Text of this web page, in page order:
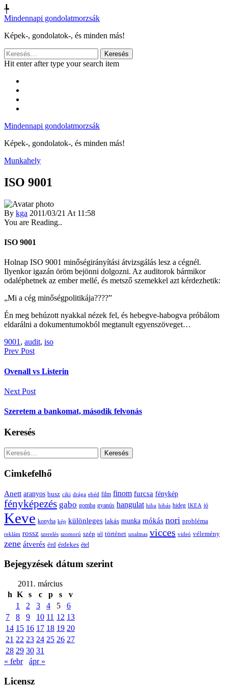
╄
Mindennapi gondolatmorzsák
Képek-, gondolatok-, és minden más!
Keresés:
Hit enter after type your search item
Mindennapi gondolatmorzsák
Képek-, gondolatok-, és minden más!
Munkahely
ISO 9001
By kga 2011/03/21 At 11:58
You are Reading..
ISO 9001
Holnap ISO 9001 minőségirányítási átvizsgálás lesz a cégnél.
Ilyenkor igazán öröm bejönni dolgozni. Az auditorok bármikor
odaléphetnek az ember mellé, és metsző szemekkel azt kérdezhetik:
„Mi a cég minőségpolitikája????”
Én meg behúzott nyakkal nézek fel, és hebegve-habogva próbálom
eldarálni a dokumentumokból megtanult egyenszöveget…
9001 , audit, iso
Bejegyzés
navigáció
Prev Post
Ovenall vs Listerin
Next Post
Szeretem a bankomat, második felvonás
Keresés
Keresés:
Cimkefelhő
Anett aranyos busz ciki drága ebéd film finom furcsa fénykép
fényképezés gabo gomba gyanús hangulat hiba hibás hideg IKEA jó
Keve konyha kép különleges lakás munka mókás nori probléma
reklám rossz szerelés szomorú szép tél történet unalmas vicces videó vélemény
zene átverés érd érdekes étel
Bejegyzések dátum szerint
2011. március
h K s c p s
v
1
2 3 4 5
6
7
8 9 10 11 12 13
14 15 16 17 18 19 20
21 22 23 24 25 26 27
28 29 30 31
« febr
ápr »
Licensz